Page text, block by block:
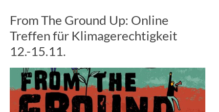
From The Ground Up: Online
Treffen für Klimagerechtigkeit
12.-15.11.